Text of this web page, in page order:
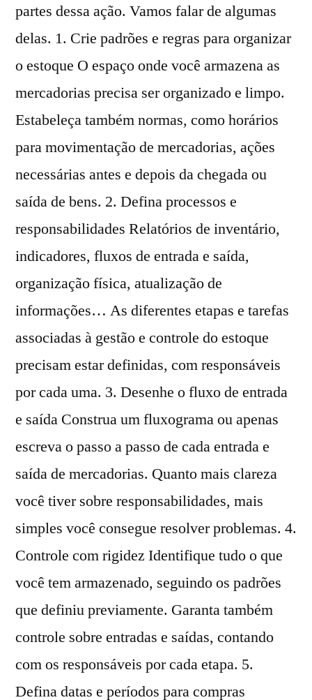
partes dessa ação. Vamos falar de algumas
delas. 1. Crie padrões e regras para organizar
o estoque O espaço onde você armazena as
mercadorias precisa ser organizado e limpo.
Estabeleça também normas, como horários
para movimentação de mercadorias, ações
necessárias antes e depois da chegada ou
saída de bens. 2. Defina processos e
responsabilidades Relatórios de inventário,
indicadores, fluxos de entrada e saída,
organização física, atualização de
informações… As diferentes etapas e tarefas
associadas à gestão e controle do estoque
precisam estar definidas, com responsáveis
por cada uma. 3. Desenhe o fluxo de entrada
e saída Construa um fluxograma ou apenas
escreva o passo a passo de cada entrada e
saída de mercadorias. Quanto mais clareza
você tiver sobre responsabilidades, mais
simples você consegue resolver problemas. 4.
Controle com rigidez Identifique tudo o que
você tem armazenado, seguindo os padrões
que definiu previamente. Garanta também
controle sobre entradas e saídas, contando
com os responsáveis por cada etapa. 5.
Defina datas e períodos para compras